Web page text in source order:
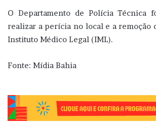
O Departamento de Polícia Técnica
realizar a perícia no local e a remoção
Instituto Médico Legal (IML).
Fonte: Mídia Bahia